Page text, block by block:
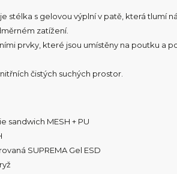
stélka s gelovou výplní v patě, která tlumí
zatížení.
prvky, které jsou umístěny na poutku a
čistých suchých prostor.
sandwich MESH + PU
SUPREMA Gel ESD